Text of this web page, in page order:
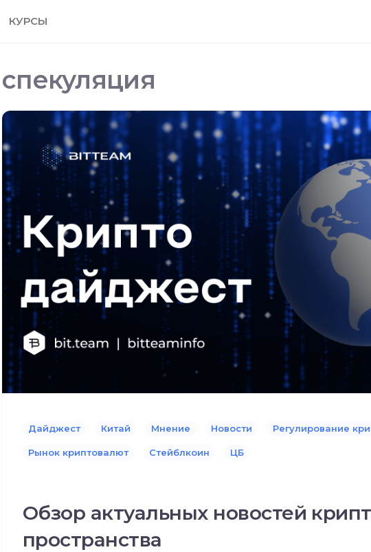
КУРСЫ
спекуляция
Дайджест Китай Мнение Новости Регулирование
Рынок криптовалют Стейблкоин ЦБ
Обзор актуальных новостей
пространства